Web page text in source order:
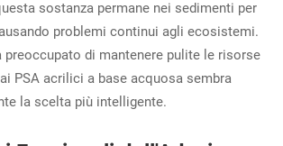
sostanza permane nei sedimenti per
problemi continui agli ecosistemi.
preoccupato di mantenere pulite le risorse
PSA acrilici a base acquosa sembra
la scelta più intelligente.